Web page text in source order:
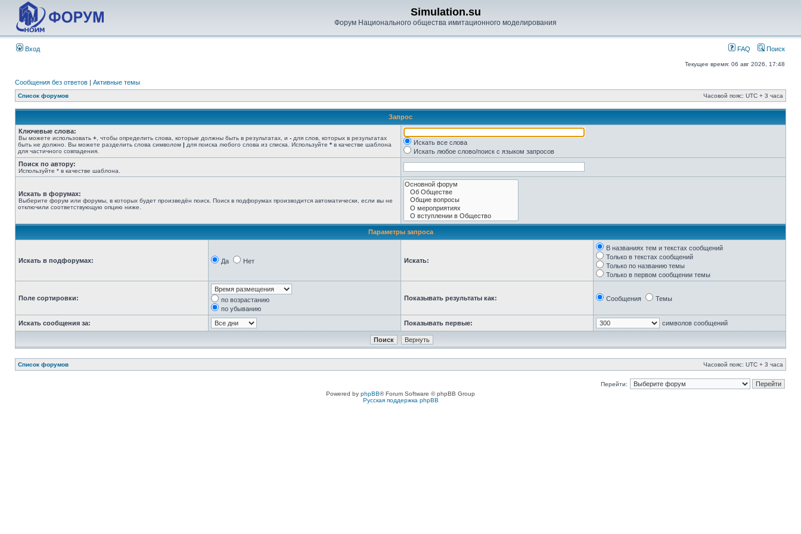
Simulation.su
Форум Национального общества имитационного моделирования
Вход FAQ Поиск
Текущее время: 06 авг 2026, 17:48
Сообщения без ответов | Активные темы
Список форумов Часовой пояс: UTC + 3 часа
Запрос
Ключевые слова:
Вы можете использовать + , чтобы определить слова, которые должны быть в результатах, и - для слов, которых в результатах
быть не должно. Вы можете разделить слова символом | для поиска любого слова из списка. Используйте * в качестве шаблона
для частичного совпадения.
Искать все слова
Искать любое слово/поиск с языком запросов
Поиск по автору:
Используйте * в качестве шаблона.
Искать в форумах:
Выберите форум или форумы, в которых будет произведён поиск. Поиск в подфорумах производится автоматически, если вы не
отключили соответствующую опцию ниже.
Параметры запроса
Искать в подфорумах: Да Нет Искать:
В названиях тем и текстах сообщений
Только в текстах сообщений
Только по названию темы
Только в первом сообщении темы
Поле сортировки:
по возрастанию
по убыванию
Показывать результаты как: Сообщения Темы
Искать сообщения за: Показывать первые: символов сообщений
Список форумов Часовой пояс: UTC + 3 часа
Перейти:
Powered by phpBB® Forum Software © phpBB Group
Русская поддержка phpBB